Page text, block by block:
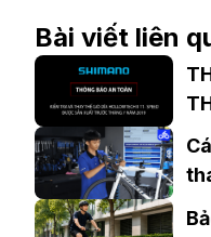
Bài viết liên